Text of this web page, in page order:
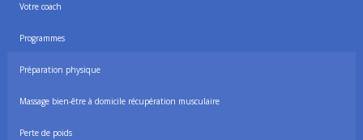
Votre coach
Programmes
Préparation physique
Massage bien-être à domicile récupération musculaire
Perte de poids